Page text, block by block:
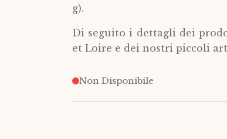
g).
Di seguito i dettagli dei
et Loire e dei nostri piccoli
Non Disponibile